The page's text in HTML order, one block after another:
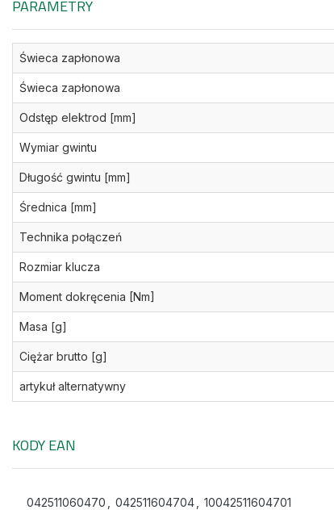
PARAMETRY
Świeca zapłonowa
Świeca zapłonowa
Odstęp elektrod [mm]
Wymiar gwintu
Długość gwintu [mm]
Średnica [mm]
Technika połączeń
Rozmiar klucza
Moment dokręcenia [Nm]
Masa [g]
Ciężar brutto [g]
artykuł alternatywny
KODY EAN
042511060470 042511604704 10042511604701